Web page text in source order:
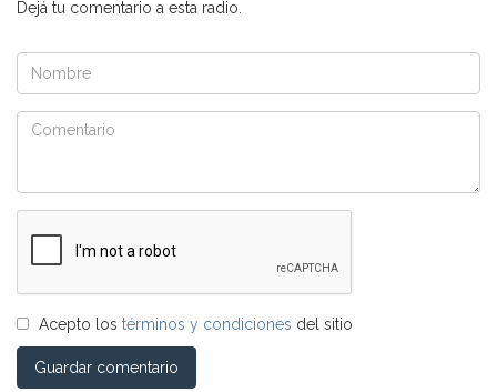
Dejá tu comentario a esta radio.
Acepto los términos y condiciones del sitio
Guardar comentario